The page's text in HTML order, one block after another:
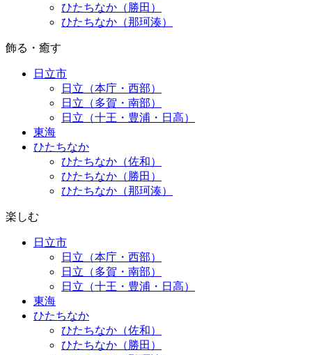
ひたちなか（勝田）
ひたちなか（那珂湊）
飾る・癒す
日立市
日立（本庁・西部）
日立（多賀・南部）
日立（十王・豊浦・日高）
東海
ひたちなか
ひたちなか（佐和）
ひたちなか（勝田）
ひたちなか（那珂湊）
楽しむ
日立市
日立（本庁・西部）
日立（多賀・南部）
日立（十王・豊浦・日高）
東海
ひたちなか
ひたちなか（佐和）
ひたちなか（勝田）